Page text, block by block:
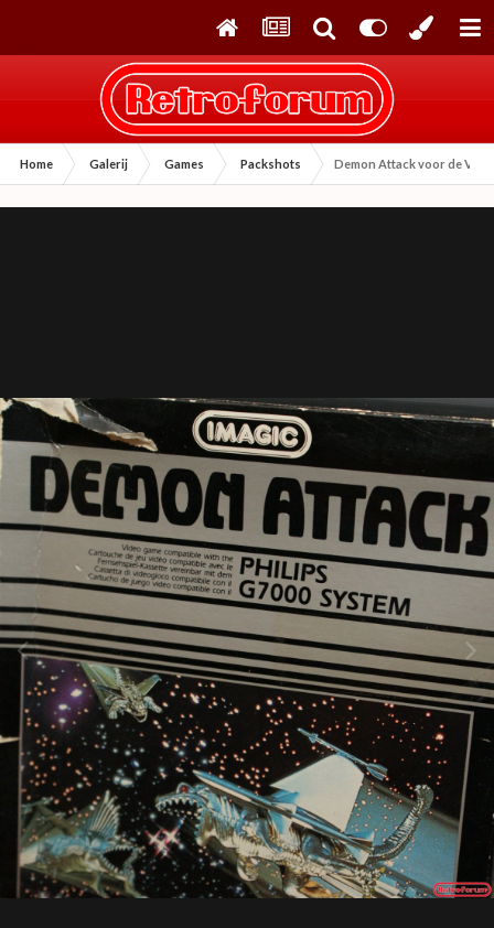
Home Galerij Games Packshots Demon Attack voor de